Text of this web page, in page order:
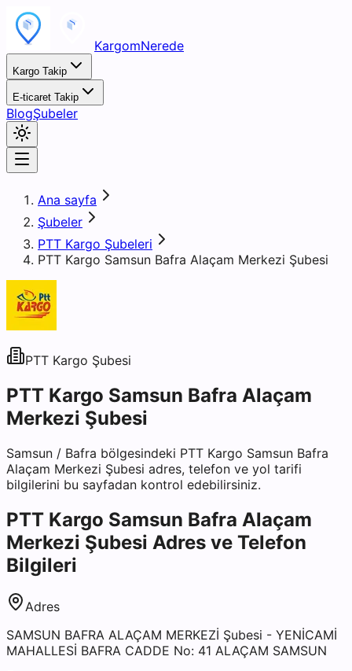
KargomNerede
Kargo Takip
E-ticaret Takip
BlogŞubeler
Ana sayfa
Şubeler
PTT Kargo Şubeleri
PTT Kargo Samsun Bafra Alaçam Merkezi Şubesi
PTT Kargo Şubesi
PTT Kargo Samsun Bafra Alaçam
Merkezi Şubesi
Samsun / Bafra bölgesindeki PTT Kargo Samsun Bafra
Alaçam Merkezi Şubesi adres, telefon ve yol tarifi
bilgilerini bu sayfadan kontrol edebilirsiniz.
PTT Kargo Samsun Bafra Alaçam
Merkezi Şubesi Adres ve Telefon
Bilgileri
Adres
SAMSUN BAFRA ALAÇAM MERKEZİ Şubesi - YENİCAMİ
MAHALLESİ BAFRA CADDE No: 41 ALAÇAM SAMSUN